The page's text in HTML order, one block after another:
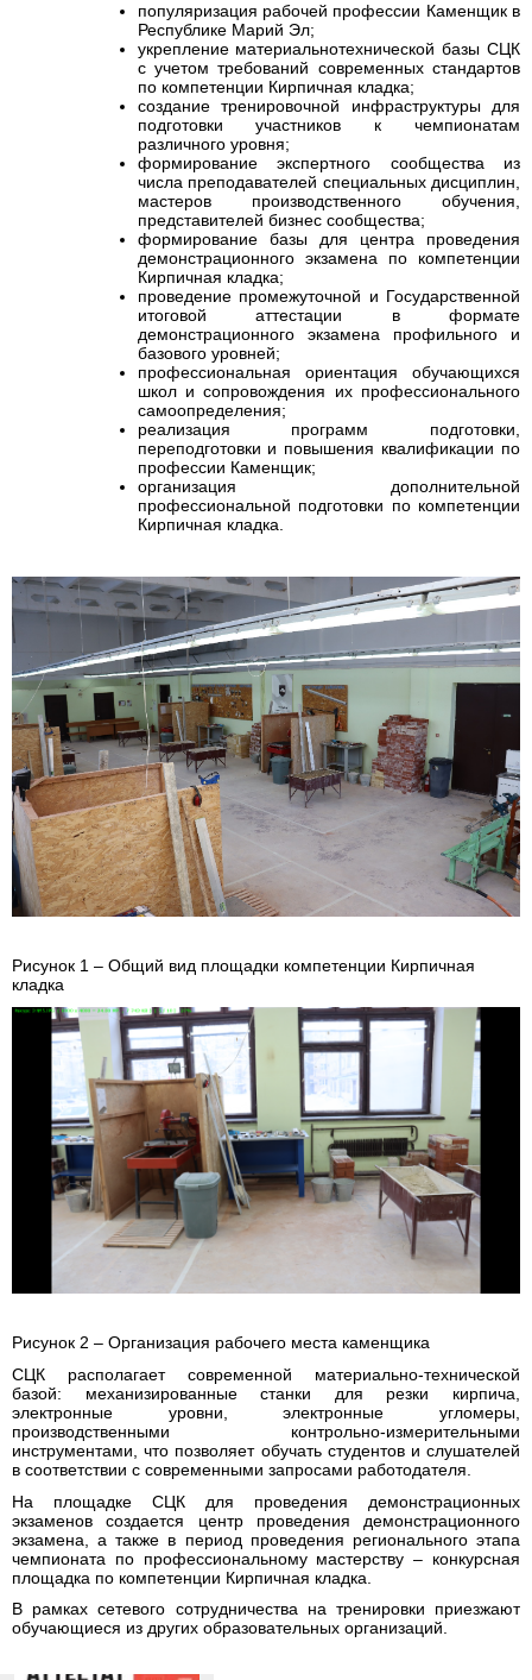
популяризация рабочей профессии Каменщик в
Республике Марий Эл;
укрепление материальнотехнической базы СЦК
с учетом требований современных стандартов
по компетенции Кирпичная кладка;
создание тренировочной инфраструктуры для
подготовки участников к чемпионатам
различного уровня;
формирование экспертного сообщества из
числа преподавателей специальных дисциплин,
мастеров производственного обучения,
представителей бизнес сообщества;
формирование базы для центра проведения
демонстрационного экзамена по компетенции
Кирпичная кладка;
проведение промежуточной и Государственной
итоговой аттестации в формате
демонстрационного экзамена профильного и
базового уровней;
профессиональная ориентация обучающихся
школ и сопровождения их профессионального
самоопределения;
реализация программ подготовки,
переподготовки и повышения квалификации по
профессии Каменщик;
организация дополнительной
профессиональной подготовки по компетенции
Кирпичная кладка.
Рисунок 1 – Общий вид площадки компетенции Кирпичная
кладка
Рисунок 2 – Организация рабочего места каменщика
СЦК располагает современной материально-технической
базой: механизированные станки для резки кирпича,
электронные уровни, электронные угломеры,
производственными контрольно-измерительными
инструментами, что позволяет обучать студентов и слушателей
в соответствии с современными запросами работодателя.
На площадке СЦК для проведения демонстрационных
экзаменов создается центр проведения демонстрационного
экзамена, а также в период проведения регионального этапа
чемпионата по профессиональному мастерству – конкурсная
площадка по компетенции Кирпичная кладка.
В рамках сетевого сотрудничества на тренировки приезжают
обучающиеся из других образовательных организаций.